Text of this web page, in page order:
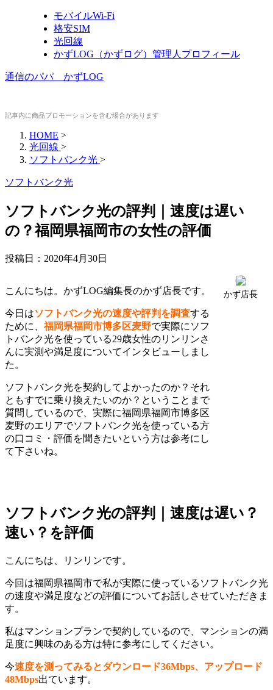
モバイルWi-Fi
格安SIM
光回線
かずLOG（かずログ）管理人プロフィール
通信のパパ かずLOG
記事内に商品プロモーションを含む場合があります
HOME >
光回線 >
ソフトバンク光 >
ソフトバンク光
ソフトバンク光の評判｜速度は遅い
の？福岡県福岡市の女性の評価
投稿日： 2020年4月30日
こんにちは。かずLOG編集長のかず店長です。
今日はソフトバンク光の速度や評判を調査する
ために、福岡県福岡市博多区麦野で実際にソフ
トバンク光を使っている29歳女性のリンリンさ
んに実測や満足度についてインタビューしまし
た。
ソフトバンク光を契約してよかったのか？それ
ともすでに乗り換えたいのか？ということまで
質問しているので、実際に福岡県福岡市博多区
麦野のエリアでソフトバンク光を使っている方
の口コミ・評価を聞きたいという方は参考にし
て下さいね。
かず店長
ソフトバンク光の評判｜速度は遅い？
速い？を評価
こんにちは、リンリンです。
今回は福岡県福岡市で私が実際に使っているソフトバンク光
の速度や満足度などの評価についてお話しさせていただきま
す。
私はマンションプランで契約しているので、マンションの満
足度に興味のある方は特に参考にしてください。
今速度を測ってみるとダウンロード36Mbps、アップロード
48Mbps出ています。